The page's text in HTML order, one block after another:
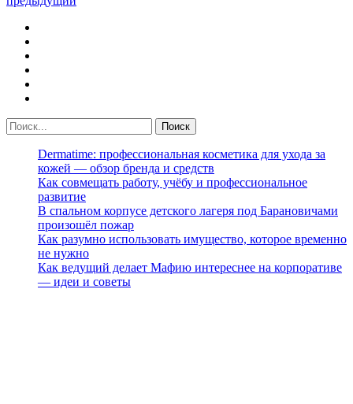
Dermatime: профессиональная косметика для ухода за
кожей — обзор бренда и средств
Как совмещать работу, учёбу и профессиональное
развитие
В спальном корпусе детского лагеря под Барановичами
произошёл пожар
Как разумно использовать имущество, которое временно
не нужно
Как ведущий делает Мафию интереснее на корпоративе
— идеи и советы